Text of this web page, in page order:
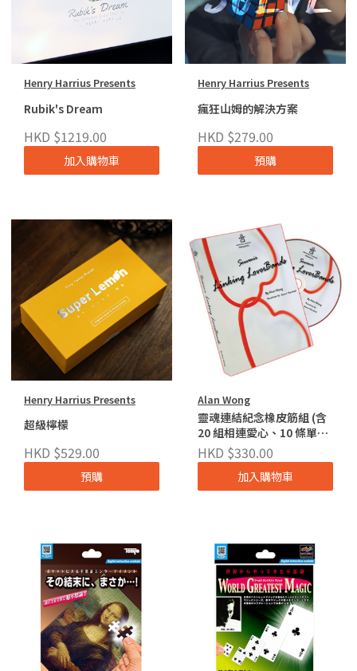
Henry Harrius Presents
Rubik's Dream
HKD $1219.00
加入購物車
Henry Harrius Presents
瘋狂山姆的解決方案
HKD $279.00
預購
Henry Harrius Presents
超級檸檬
HKD $529.00
預購
Alan Wong
靈魂連結紀念橡皮筋組 (含
20 組相連愛心、10 條單顆
愛心及教學光碟)
HKD $330.00
加入購物車